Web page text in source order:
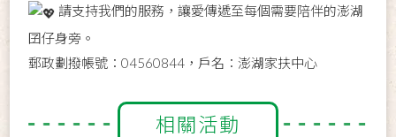
請支持我們的服務，讓愛傳遞至每個需要陪伴的澎湖
囝仔身旁。
郵政劃撥帳號：04560844，戶名：澎湖家扶中心
相關活動